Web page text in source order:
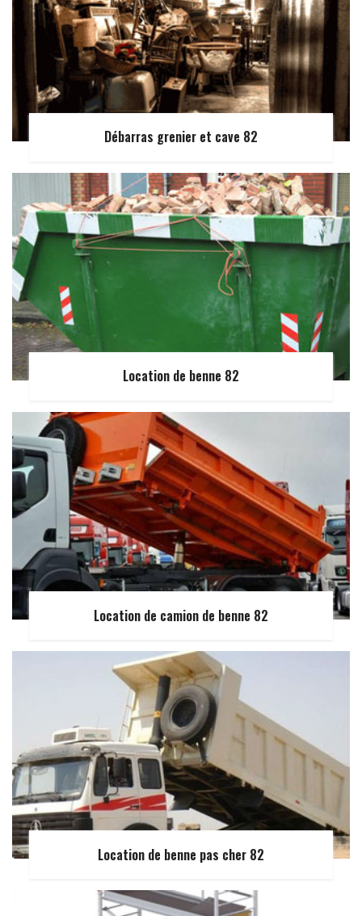
Débarras grenier et cave 82
Location de benne 82
Location de camion de benne 82
Location de benne pas cher 82